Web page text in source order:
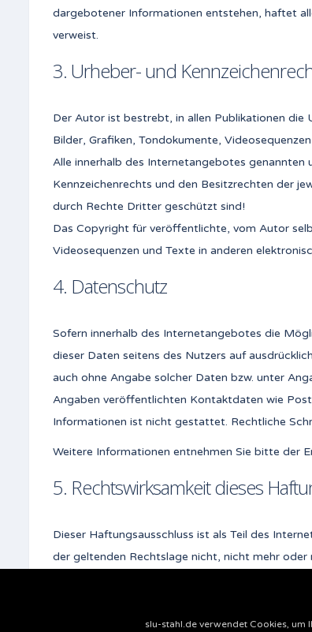
dargebotener Informationen entstehen, haftet
verweist.
3. Urheber- und
Der Autor ist bestrebt, in allen Publikationen die
Bilder, Grafiken, Tondokumente,
Alle innerhalb des Internetangebotes
Kennzeichenrechts und den Besitzrechten der
durch Rechte Dritter geschützt sind!
Das Copyright für veröffentlichte, vom Autor
Videosequenzen und Texte in anderen
4. Datenschutz
Sofern innerhalb des Internetangebotes die
dieser Daten seitens des Nutzers auf
auch ohne Angabe solcher Daten bzw. unter
Angaben veröffentlichten Kontaktdaten wie
Informationen ist nicht gestattet. Rechtliche
Weitere Informationen entnehmen Sie bitte der
5. Rechtswirksamkeit dieses
Dieser Haftungsausschluss ist als Teil des
der geltenden Rechtslage nicht, nicht mehr
slu-stahl.de verwendet Cookies, um